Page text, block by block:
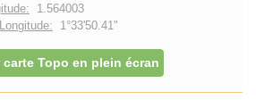
1.564003
Longitude: 1°33'50.41"
Topo en plein écran